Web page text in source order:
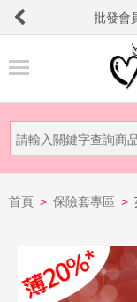
批發會
品
新
品
首頁 > 保險套專區 >